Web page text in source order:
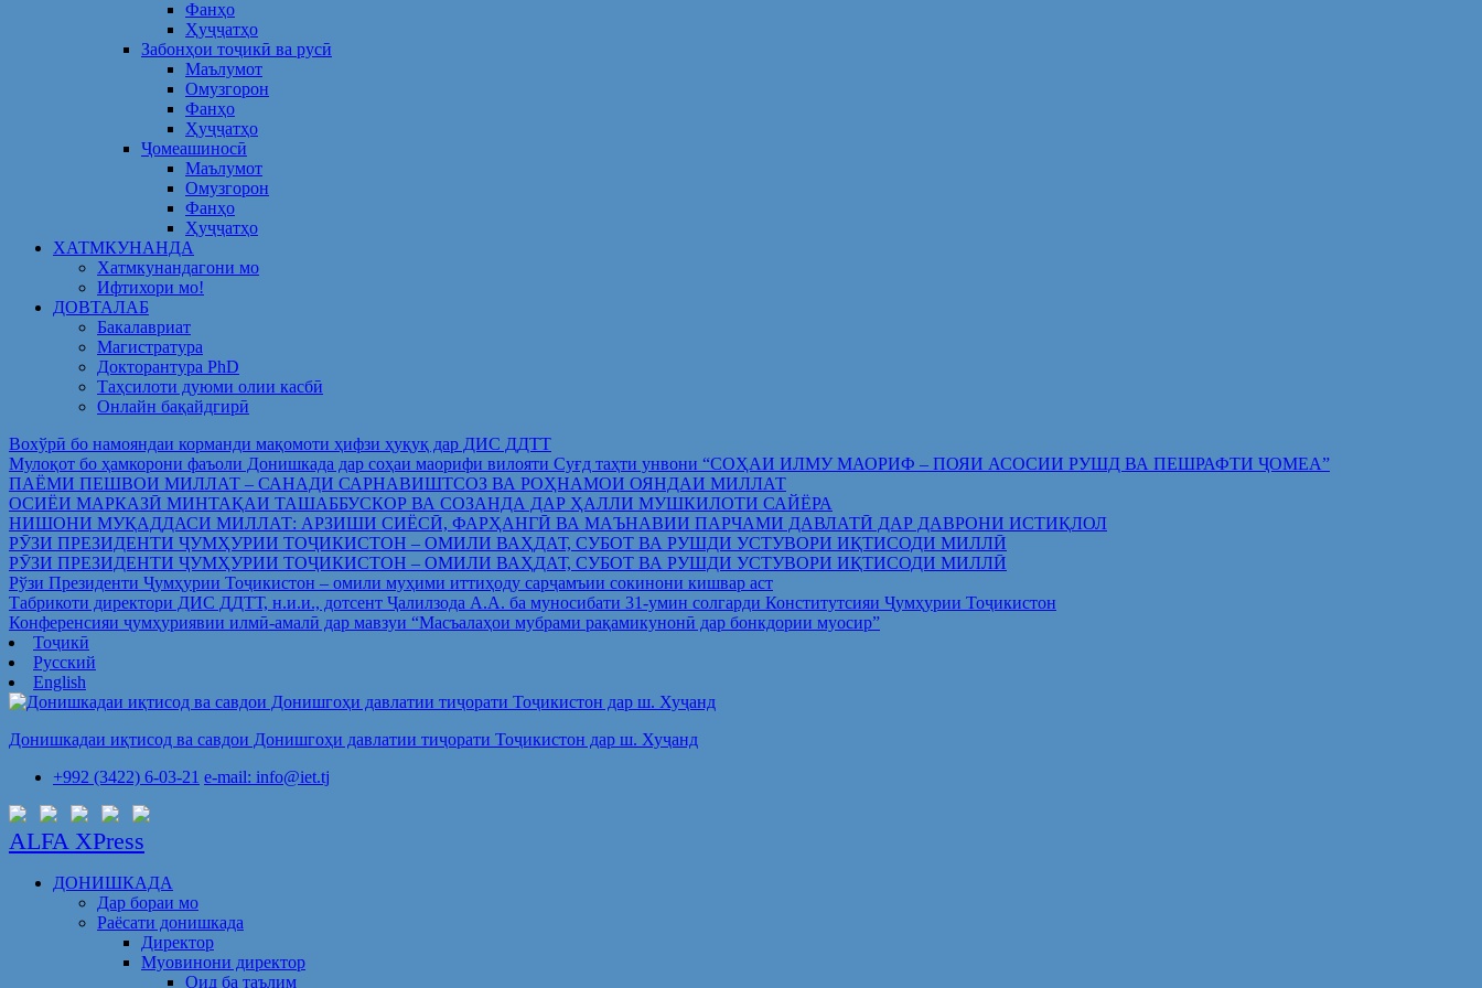
Фанҳо
Ҳуҷҷатҳо
Забонҳои тоҷикӣ ва русӣ
Маълумот
Омузгорон
Фанҳо
Ҳуҷҷатҳо
Ҷомеашиносӣ
Маълумот
Омузгорон
Фанҳо
Ҳуҷҷатҳо
ХАТМКУНАНДА
Хатмкунандагони мо
Ифтихори мо!
ДОВТАЛАБ
Бакалавриат
Магистратура
Докторантура PhD
Таҳсилоти дуюми олии касбӣ
Онлайн бақайдгирӣ
Вохўрӣ бо намояндаи корманди мақомоти ҳифзи ҳуқуқ дар ДИС ДДТТ
Мулоқот бо ҳамкорони фаъоли Донишкада дар соҳаи маорифи вилояти Суғд таҳти унвони “СОҲАИ ИЛМУ МАОРИФ – ПОЯИ АСОСИИ РУШД ВА ПЕШРАФТИ ҶОМЕА”
ПАЁМИ ПЕШВОИ МИЛЛАТ – САНАДИ САРНАВИШТСОЗ ВА РОҲНАМОИ ОЯНДАИ МИЛЛАТ
ОСИЁИ МАРКАЗӢ МИНТАҚАИ ТАШАББУСКОР ВА СОЗАНДА ДАР ҲАЛЛИ МУШКИЛОТИ САЙЁРА
НИШОНИ МУҚАДДАСИ МИЛЛАТ: АРЗИШИ СИЁСӢ, ФАРҲАНГӢ ВА МАЪНАВИИ ПАРЧАМИ ДАВЛАТӢ ДАР ДАВРОНИ ИСТИҚЛОЛ
РӮЗИ ПРЕЗИДЕНТИ ҶУМҲУРИИ ТОҶИКИСТОН – ОМИЛИ ВАҲДАТ, СУБОТ ВА РУШДИ УСТУВОРИ ИҚТИСОДИ МИЛЛӢ
РӮЗИ ПРЕЗИДЕНТИ ҶУМҲУРИИ ТОҶИКИСТОН – ОМИЛИ ВАҲДАТ, СУБОТ ВА РУШДИ УСТУВОРИ ИҚТИСОДИ МИЛЛӢ
Рўзи Президенти Ҷумҳурии Тоҷикистон – омили муҳими иттиҳоду сарҷамъии сокинони кишвар аст
Табрикоти директори ДИС ДДТТ, н.и.и., дотсент Ҷалилзода А.А. ба муносибати 31-умин солгарди Конститутсияи Ҷумҳурии Тоҷикистон
Конференсияи ҷумҳуриявии илмӣ-амалӣ дар мавзуи “Масъалаҳои мубрами рақамикунонӣ дар бонкдории муосир”
Тоҷикӣ
Русский
English
Донишкадаи иқтисод ва савдои Донишгоҳи давлатии тиҷорати Тоҷикистон дар ш. Хуҷанд
+992 (3422) 6-03-21 e-mail: info@iet.tj
ALFA XPress
ДОНИШКАДА
Дар бораи мо
Раёсати донишкада
Директор
Муовинони директор
Оид ба таълим